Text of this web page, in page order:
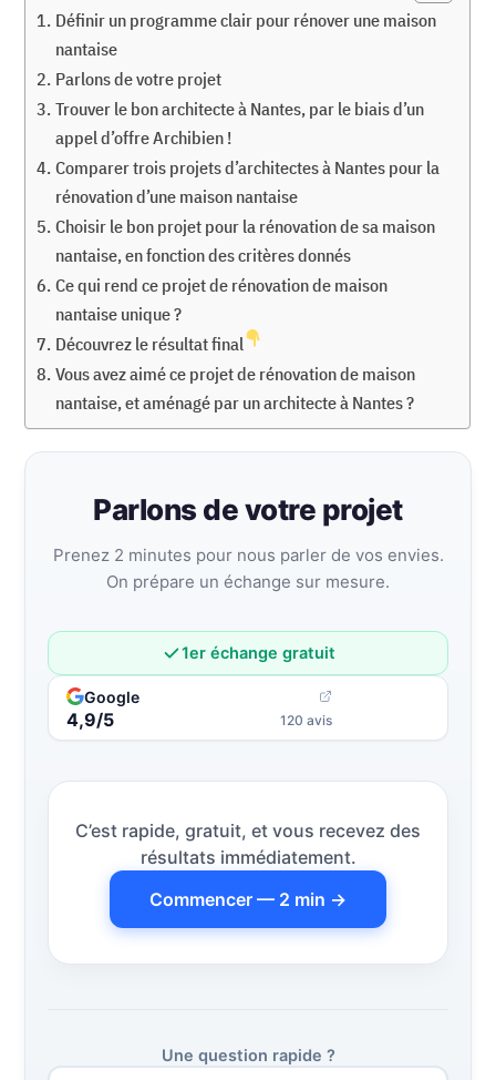
Définir un programme clair pour rénover une maison
nantaise
Parlons de votre projet
Trouver le bon architecte à Nantes, par le biais d’un
appel d’offre Archibien !
Comparer trois projets d’architectes à Nantes pour la
rénovation d’une maison nantaise
Choisir le bon projet pour la rénovation de sa maison
nantaise, en fonction des critères donnés
Ce qui rend ce projet de rénovation de maison
nantaise unique ?
Découvrez le résultat final
Vous avez aimé ce projet de rénovation de maison
nantaise, et aménagé par un architecte à Nantes ?
Parlons de votre projet
Prenez 2 minutes pour nous parler de vos envies.
On prépare un échange sur mesure.
1er échange gratuit
Google
4,9/5 120 avis
C’est rapide, gratuit, et vous recevez des
résultats immédiatement.
Commencer — 2 min →
Une question rapide ?